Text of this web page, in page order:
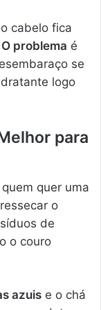
cabelo fica
O problema é
se
logo
para
quer uma
o
de
o couro
azuis e o chá